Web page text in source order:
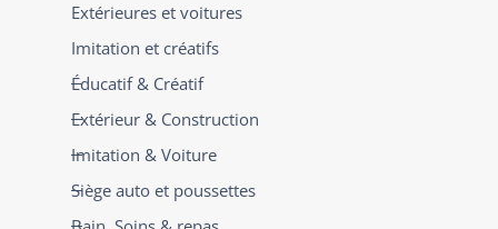
Extérieures et voitures
Imitation et créatifs
Éducatif & Créatif
Extérieur & Construction
Imitation & Voiture
Siège auto et poussettes